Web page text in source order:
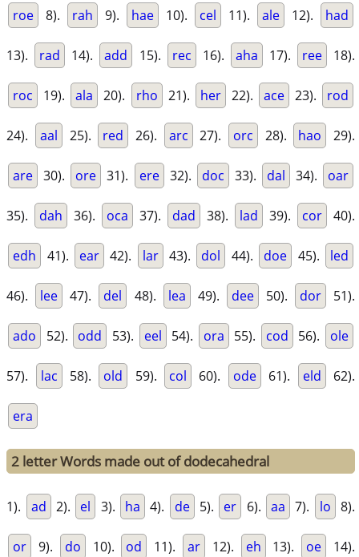
roe 8). rah 9). hae 10). cel 11). ale 12). had
13). rad 14). add 15). rec 16). aha 17). ree 18).
roc 19). ala 20). rho 21). her 22). ace 23). rod
24). aal 25). red 26). arc 27). orc 28). hao 29).
are 30). ore 31). ere 32). doc 33). dal 34). oar
35). dah 36). oca 37). dad 38). lad 39). cor 40).
edh 41). ear 42). lar 43). dol 44). doe 45). led
46). lee 47). del 48). lea 49). dee 50). dor 51).
ado 52). odd 53). eel 54). ora 55). cod 56). ole
57). lac 58). old 59). col 60). ode 61). eld 62).
era
2 letter Words made out of dodecahedral
1). ad 2). el 3). ha 4). de 5). er 6). aa 7). lo 8).
or 9). do 10). od 11). ar 12). eh 13). oe 14).